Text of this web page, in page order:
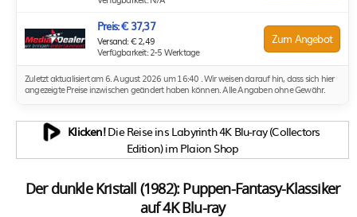
Preis: € 37,37
Versand: € 2,49
Verfügbarkeit: 2-5 Werktage
Zum Angebot
Zuletzt aktualisiert am 6. August 2026 um 16:40 . Wir weisen darauf hin, dass sich hier
angezeigte Preise inzwischen geändert haben können. Alle Angaben ohne Gewähr.
Klicken!Die Reise ins Labyrinth 4K Blu-ray (Collectors
Edition) im Plaion Shop
Der dunkle Kristall (1982): Puppen-Fantasy-Klassiker
auf 4K Blu-ray